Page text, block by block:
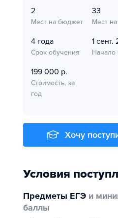
2
Мест на бюджет
33
Мест
4 года
Срок обучения
1 сент.
Начало
199 000 р.
Стоимость, за
год
Хочу
Условия
Предметы ЕГЭ и
баллы